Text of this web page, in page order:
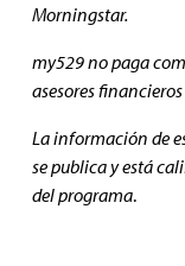
Morningstar.
my529 no paga
asesores
La información de
se publica y está
del programa.